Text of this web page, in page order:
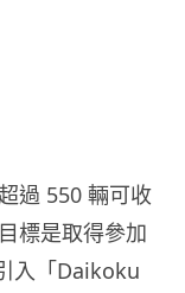
過 550 輛可收
標是取得參加
入「Daikoku